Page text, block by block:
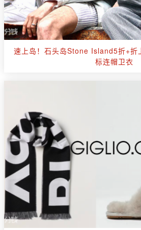
速上岛！石头岛Stone Island5折+折
标连帽卫衣